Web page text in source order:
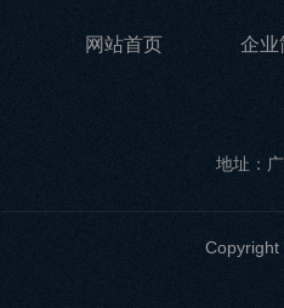
网站首页 企业
地址：